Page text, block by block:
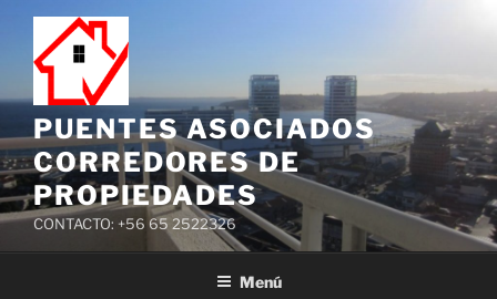
PUENTES ASOCIADOS
CORREDORES DE
PROPIEDADES
CONTACTO: +56 65 2522326
Menú